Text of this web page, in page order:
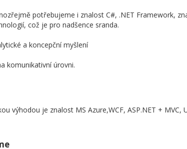
potřebujeme i znalost C#, .NET Framework,
což je pro nadšence sranda.
a koncepční myšlení
komunikativní úrovni.
výhodou je znalost MS Azure,WCF, ASP.NET + MVC,